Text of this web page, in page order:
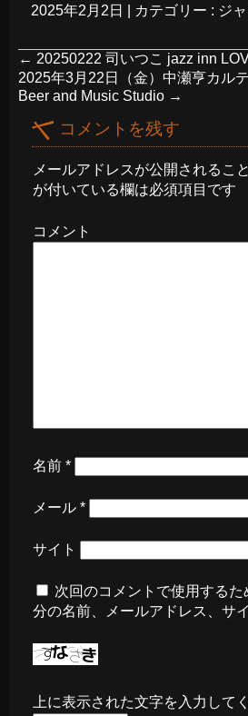
2025年2月2日 カテゴリー : ジ
← 20250222 司いつこ jazz inn
2025年3月22日（金）中瀬亨カル
Beer and Music Studio →
コメントを残す
メールアドレスが公開されるこ
が付いている欄は必須項目です
コメント
名前 *
メール *
サイト
次回のコメントで使用するた
分の名前、メールアドレス、サ
上に表示された文字を入力して